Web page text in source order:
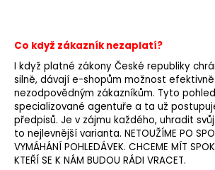
Co když zákazník nezaplatí?
I když platné zákony České republiky
silně, dávají e-shopům možnost
nezodpovědným zákazníkům. Tyto
specializované agentuře a ta už
předpisů. Je v zájmu každého, uhradit
to nejlevnější varianta. NETOUŽÍME PO
VYMÁHÁNÍ POHLEDÁVEK. CHCEME MÍT
KTEŘÍ SE K NÁM BUDOU RÁDI VRACET.